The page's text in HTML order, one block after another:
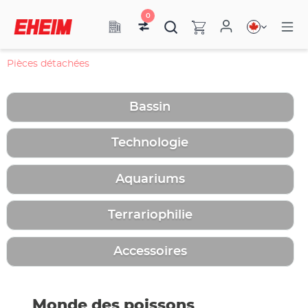
0
Pièces détachées
Bassin
Technologie
Aquariums
Terrariophilie
Accessoires